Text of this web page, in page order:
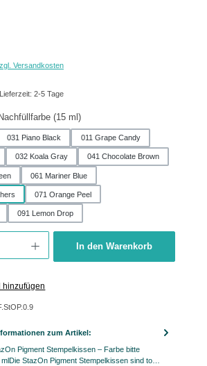
Versandkosten
2-5 Tage
(15 ml)auswählen
031 Piano Black 011 Grape Candy
032 Koala Gray 041 Chocolate Brown
061 Mariner Blue
071 Orange Peel
091 Lemon Drop
In den Warenkorb
hinzufügen
zum Artikel:
Pigment Stempelkissen – Farbe bitte
StazOn Pigment Stempelkissen sind to…